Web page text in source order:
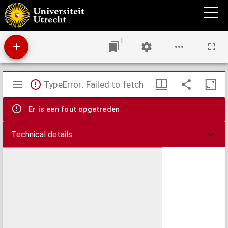
Bijdrage tot de sociaal-geographische kennis der gemeente Velsen
1
Mirador
viewer
TypeError: Failed to fetch
Er is een fout opgetreden
Technical details